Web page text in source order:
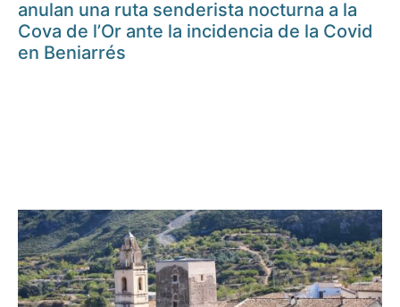
anulan una ruta senderista nocturna a la
Cova de l’Or ante la incidencia de la Covid
en Beniarrés